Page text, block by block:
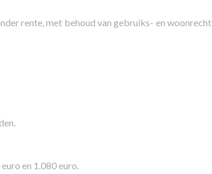
rente, met behoud van gebruiks- en woonrecht
en 1.080 euro.